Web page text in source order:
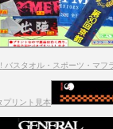
バスタオル・スポーツ・マフ
プリント見本